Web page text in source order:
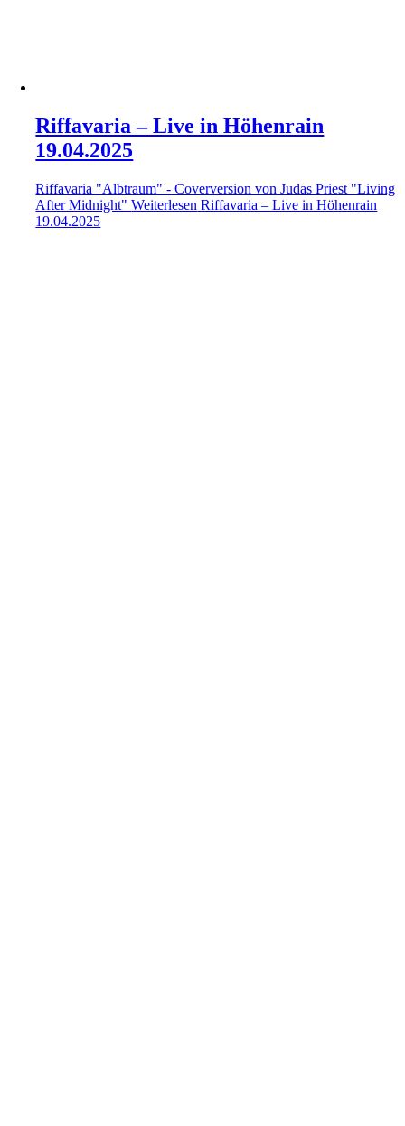
Riffavaria – Live in Höhenrain
19.04.2025
Riffavaria "Albtraum" - Coverversion von Judas Priest "Living
After Midnight"Weiterlesen Riffavaria – Live in Höhenrain
19.04.2025